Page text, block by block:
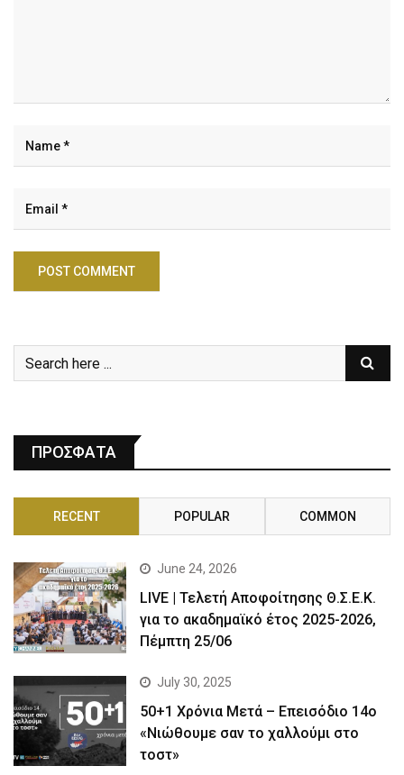
ΠΡΟΣΦΑΤΑ
RECENT POPULAR COMMON
June 24, 2026
LIVE | Τελετή Αποφοίτησης Θ.Σ.Ε.Κ.
για το ακαδημαϊκό έτος 2025-2026,
Πέμπτη 25/06
July 30, 2025
50+1 Χρόνια Μετά – Επεισόδιο 14ο
«Νιώθουμε σαν το χαλλούμι στο
τοστ»